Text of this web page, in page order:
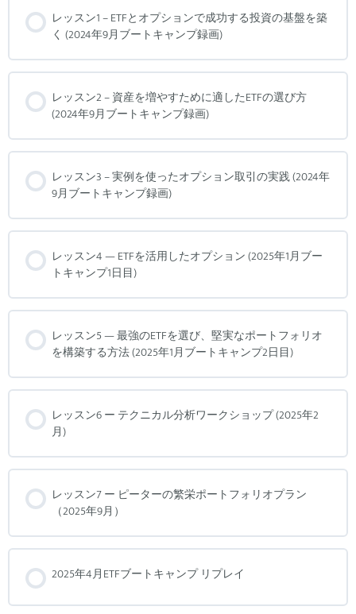
レッスン1 – ETFとオプションで成功する投資の基盤を築
く (2024年9月ブートキャンプ録画)
レッスン2 – 資産を増やすために適したETFの選び方
(2024年9月ブートキャンプ録画)
レッスン3 – 実例を使ったオプション取引の実践 (2024年
9月ブートキャンプ録画)
レッスン4 — ETFを活用したオプション (2025年1月ブー
トキャンプ1日目)
レッスン5 — 最強のETFを選び、堅実なポートフォリオ
を構築する方法 (2025年1月ブートキャンプ2日目)
レッスン6 ー テクニカル分析ワークショップ (2025年2
月)
レッスン7 ー ピーターの繁栄ポートフォリオプラン
（2025年9月）
2025年4月ETFブートキャンプ リプレイ